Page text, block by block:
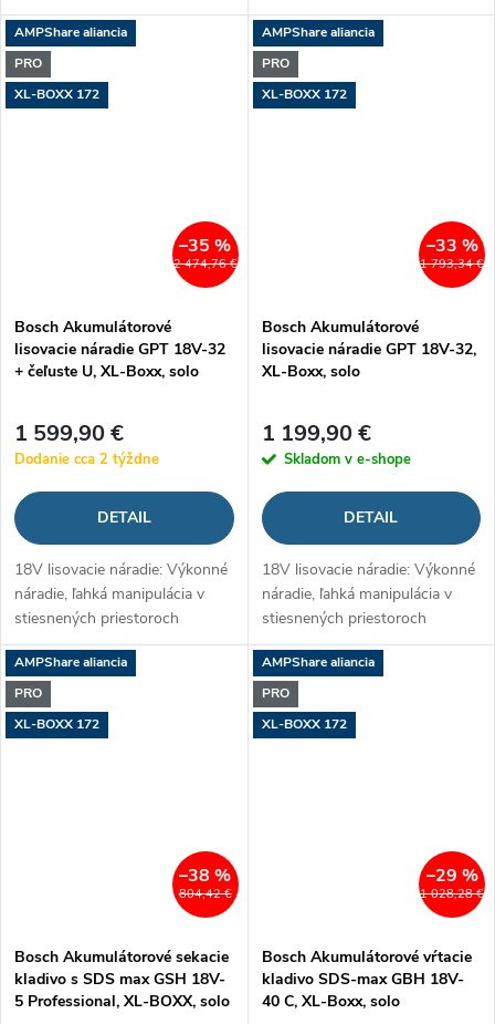
AMPShare aliancia
PRO
XL-BOXX 172
2 474,76 €
–35 %
Bosch Akumulátorové
lisovacie náradie GPT 18V-32
+ čeľuste U, XL-Boxx, solo
1 599,90 €
Dodanie cca 2 týždne
DETAIL
18V lisovacie náradie: Výkonné
náradie, ľahká manipulácia v
stiesnených priestoroch
AMPShare aliancia
PRO
XL-BOXX 172
1 793,34 €
–33 %
Bosch Akumulátorové
lisovacie náradie GPT 18V-32,
XL-Boxx, solo
1 199,90 €
Skladom v e-shope
DETAIL
18V lisovacie náradie: Výkonné
náradie, ľahká manipulácia v
stiesnených priestoroch
AMPShare aliancia
PRO
XL-BOXX 172
804,42 €
–38 %
Bosch Akumulátorové sekacie
kladivo s SDS max GSH 18V-
5 Professional, XL-BOXX, solo
AMPShare aliancia
PRO
XL-BOXX 172
1 028,28 €
–29 %
Bosch Akumulátorové vŕtacie
kladivo SDS-max GBH 18V-
40 C, XL-Boxx, solo